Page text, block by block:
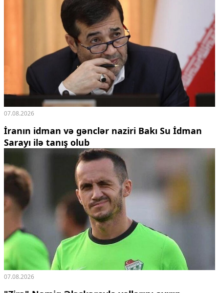
07.08.2026
İranın idman və gənclər naziri Bakı Su İdman
Sarayı ilə tanış olub
07.08.2026